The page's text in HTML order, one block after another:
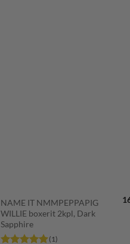
NAME IT NMMPEPPAPIG
WILLIE boxerit 2kpl, Dark
Sapphire
(1)